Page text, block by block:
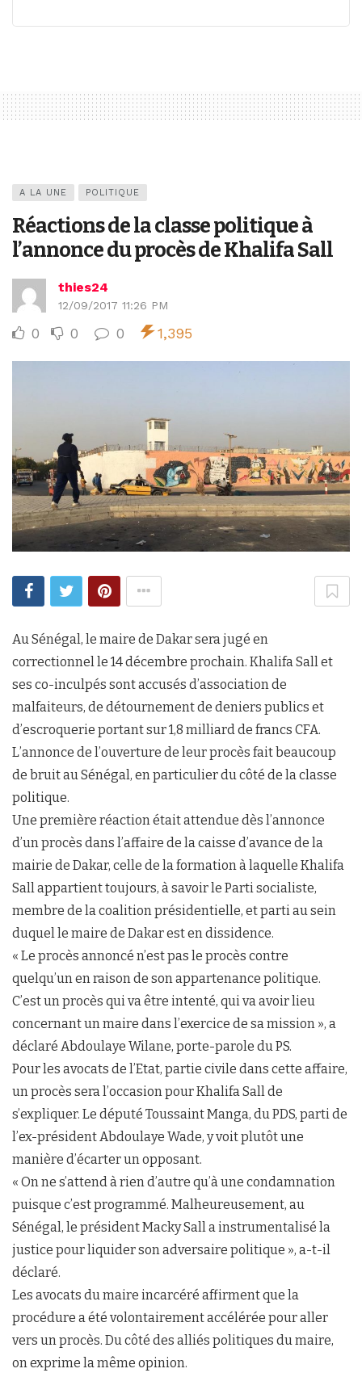
A LA UNE POLITIQUE
Réactions de la classe politique à
l’annonce du procès de Khalifa Sall
thies24
12/09/2017 11:26 PM
0 0 0 1,395
Au Sénégal, le maire de Dakar sera jugé en
correctionnel le 14 décembre prochain. Khalifa Sall et
ses co-inculpés sont accusés d’association de
malfaiteurs, de détournement de deniers publics et
d’escroquerie portant sur 1,8 milliard de francs CFA.
L’annonce de l’ouverture de leur procès fait beaucoup
de bruit au Sénégal, en particulier du côté de la classe
politique.
Une première réaction était attendue dès l’annonce
d’un procès dans l’affaire de la caisse d’avance de la
mairie de Dakar, celle de la formation à laquelle Khalifa
Sall appartient toujours, à savoir le Parti socialiste,
membre de la coalition présidentielle, et parti au sein
duquel le maire de Dakar est en dissidence.
« Le procès annoncé n’est pas le procès contre
quelqu’un en raison de son appartenance politique.
C’est un procès qui va être intenté, qui va avoir lieu
concernant un maire dans l’exercice de sa mission », a
déclaré Abdoulaye Wilane, porte-parole du PS.
Pour les avocats de l’Etat, partie civile dans cette affaire,
un procès sera l’occasion pour Khalifa Sall de
s’expliquer. Le député Toussaint Manga, du PDS, parti de
l’ex-président Abdoulaye Wade, y voit plutôt une
manière d’écarter un opposant.
« On ne s’attend à rien d’autre qu’à une condamnation
puisque c’est programmé. Malheureusement, au
Sénégal, le président Macky Sall a instrumentalisé la
justice pour liquider son adversaire politique », a-t-il
déclaré.
Les avocats du maire incarcéré affirment que la
procédure a été volontairement accélérée pour aller
vers un procès. Du côté des alliés politiques du maire,
on exprime la même opinion.